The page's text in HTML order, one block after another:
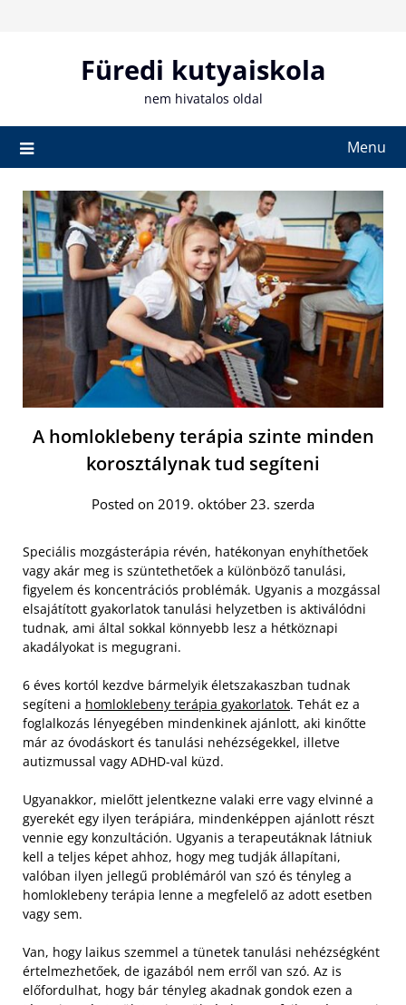
Füredi kutyaiskola
nem hivatalos oldal
Menu
A homloklebeny terápia szinte minden
korosztálynak tud segíteni
Posted on 2019. október 23. szerda
Speciális mozgásterápia révén, hatékonyan enyhíthetőek
vagy akár meg is szüntethetőek a különböző tanulási,
figyelem és koncentrációs problémák. Ugyanis a mozgással
elsajátított gyakorlatok tanulási helyzetben is aktiválódni
tudnak, ami által sokkal könnyebb lesz a hétköznapi
akadályokat is megugrani.
6 éves kortól kezdve bármelyik életszakaszban tudnak
segíteni a homloklebeny terápia gyakorlatok. Tehát ez a
foglalkozás lényegében mindenkinek ajánlott, aki kinőtte
már az óvodáskort és tanulási nehézségekkel, illetve
autizmussal vagy ADHD-val küzd.
Ugyanakkor, mielőtt jelentkezne valaki erre vagy elvinné a
gyerekét egy ilyen terápiára, mindenképpen ajánlott részt
vennie egy konzultáción. Ugyanis a terapeutáknak látniuk
kell a teljes képet ahhoz, hogy meg tudják állapítani,
valóban ilyen jellegű problémáról van szó és tényleg a
homloklebeny terápia lenne a megfelelő az adott esetben
vagy sem.
Van, hogy laikus szemmel a tünetek tanulási nehézségként
értelmezhetőek, de igazából nem erről van szó. Az is
előfordulhat, hogy bár tényleg akadnak gondok ezen a